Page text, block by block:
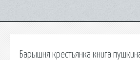
Барышня крестьянка книга